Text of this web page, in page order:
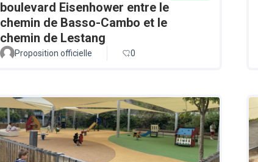
boulevard Eisenhower entre le
chemin de Basso-Cambo et le
chemin de Lestang
Proposition officielle 0